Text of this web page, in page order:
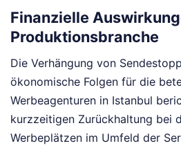
Finanzielle
Produktionsbranche
Die Verhängung von
ökonomische Folgen für die
Werbeagenturen in Istanbul
kurzzeitigen Zurückhaltung bei
Werbeplätzen im Umfeld der